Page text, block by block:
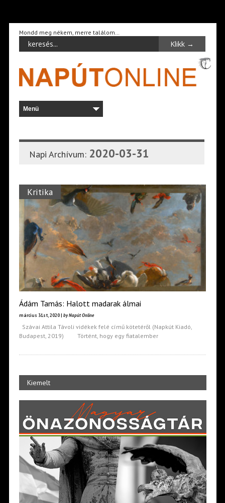
Mondd meg nékem, merre találom…
Napi Archívum: 2020-03-31
Kritika
Ádám Tamás: Halott madarak álmai
március 31st, 2020 | by Napút Online
Szávai Attila Távoli vidékek felé című kötetéről (Napkút Kiadó,
Budapest, 2019) Történt, hogy egy fiatalember
Kiemelt